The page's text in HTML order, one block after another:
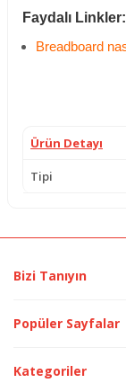
Faydalı Linkler:
Breadboard
Ürün Detayı
Tipi
Bizi Tanıyın
Popüler Sayfalar
Kategoriler